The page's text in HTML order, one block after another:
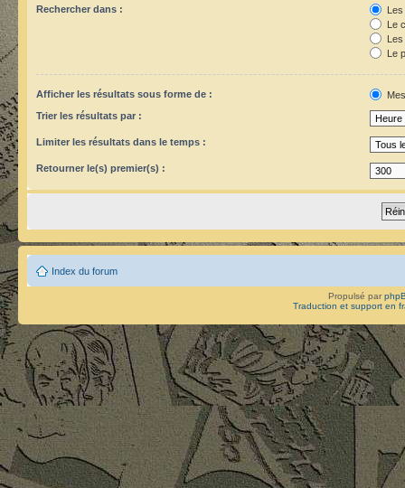
Rechercher dans :
Le
Le
Afficher les résultats sous forme de :
Trier les résultats par :
Limiter les résultats dans le temps :
Retourner le(s) premier(s) :
Index du forum
Propulsé par
Traduction et support en